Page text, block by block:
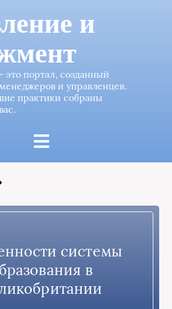
и
это портал, созданный
и управленцев.
практики собраны
системы
в